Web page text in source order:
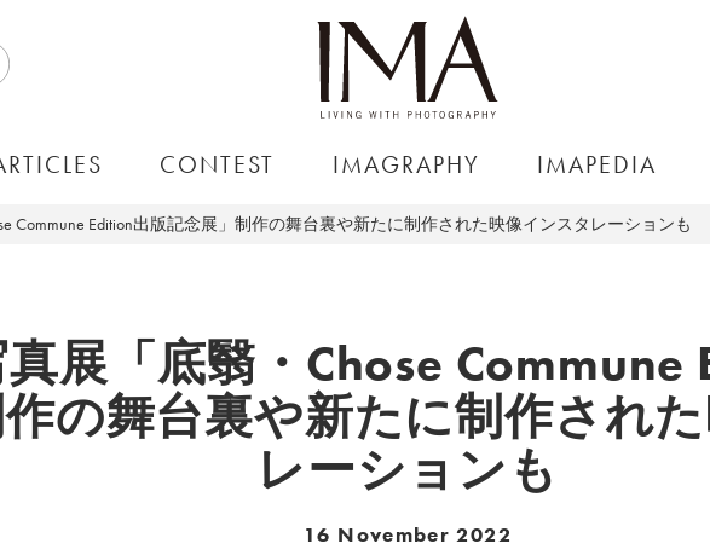
CONTEST IMAGRAPHY IMAPEDIA
Commune Edition出版記念展」制作の舞台裏や新たに制作された映像インスタレーションも
展「底翳・Chose Commune
の舞台裏や新たに制作され
レーションも
16 November 2022